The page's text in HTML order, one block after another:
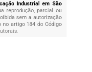
Industrial em São
reprodução, parcial ou
sem a autorização
artigo 184 do Código
.